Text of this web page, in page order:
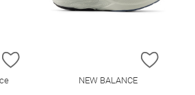
ZUR WUNSCHLISTE HINZUFÜGEN
ZUR
NEW BALANCE